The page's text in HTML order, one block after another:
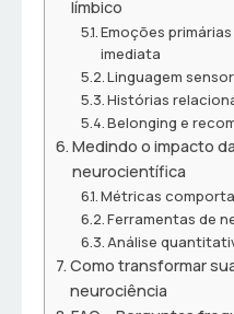
límbico
Emoções
imediata
Linguagem
Histórias
Belonging e
Medindo o impacto
neurocientífica
Métricas
Ferramentas de
Análise
Como transformar
neurociência